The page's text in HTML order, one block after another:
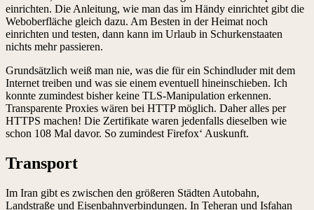
einrichten. Die Anleitung, wie man das im Händy einrichtet gibt die
Weboberfläche gleich dazu. Am Besten in der Heimat noch
einrichten und testen, dann kann im Urlaub in Schurkenstaaten
nichts mehr passieren.
Grundsätzlich weiß man nie, was die für ein Schindluder mit dem
Internet treiben und was sie einem eventuell hineinschieben. Ich
konnte zumindest bisher keine TLS-Manipulation erkennen.
Transparente Proxies wären bei HTTP möglich. Daher alles per
HTTPS machen! Die Zertifikate waren jedenfalls dieselben wie
schon 108 Mal davor. So zumindest Firefox‘ Auskunft.
Transport
Im Iran gibt es zwischen den größeren Städten Autobahn,
Landstraße und Eisenbahnverbindungen. In Teheran und Isfahan